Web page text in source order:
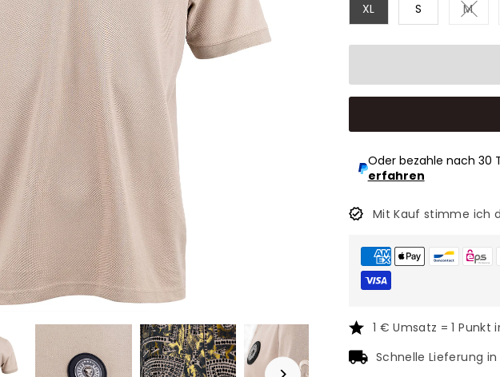
XL
S M
Oder bezahle nach 30
erfahren
Mit Kauf stimme ich
1 € Umsatz = 1 Punkt
Schnelle Lieferung